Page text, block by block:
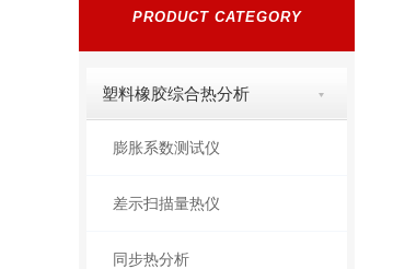
PRODUCT CATEGORY
塑料橡胶综合热分析
膨胀系数测试仪
差示扫描量热仪
同步热分析